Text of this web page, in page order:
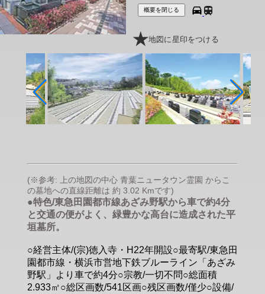
概要を閉じる
地図に星印をつける
(※参考: 上の地図の中心 青葉ニュータウン霊園 からこ
の墓地への直線距離は 約 3.02 Kmです)
●特色/東急田園都市線あざみ野駅から車で約4分
と交通の便がよく、緑豊かな高台に造成された平
垣墓所。
○経営主体/(宗)徳入寺・H22年開設○最寄駅/東急田
園都市線・横浜市営地下鉄ブルーライン「あざみ
野駅」より車で約4分○宗教/一切不問○総面積
2.933㎡○総区画数/541区画○残区画数/僅少○設備/